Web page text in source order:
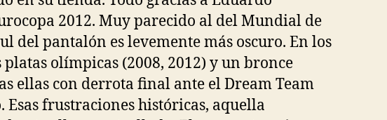
2012. Muy parecido al del Mundial de
del pantalón es levemente más oscuro. En los
platas olímpicas (2008, 2012) y un bronce
ellas con derrota final ante el Dream Team
Esas frustraciones históricas, aquella